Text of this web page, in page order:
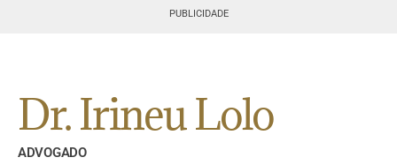
PUBLICIDADE
Dr. Irineu Lolo
ADVOGADO